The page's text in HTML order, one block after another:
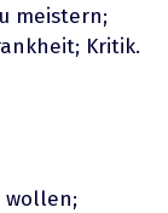
meistern;
Kritik.
wollen;